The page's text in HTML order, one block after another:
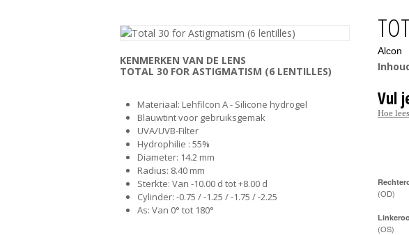
Alcon
Vul
Hoe
(OD)
(OS)
KENMERKEN VAN DE LENS
TOTAL 30 FOR ASTIGMATISM (6 LENTILLES)
Materiaal: Lehfilcon A - Silicone hydrogel
Blauwtint voor gebruiksgemak
UVA/UVB-Filter
Hydrophilie : 55%
Diameter: 14.2 mm
Radius: 8.40 mm
Sterkte: Van -10.00 d tot +8.00 d
Cylinder: -0.75 / -1.25 / -1.75 / -2.25
As: Van 0° tot 180°